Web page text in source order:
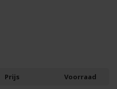
Prijs
Voorraad